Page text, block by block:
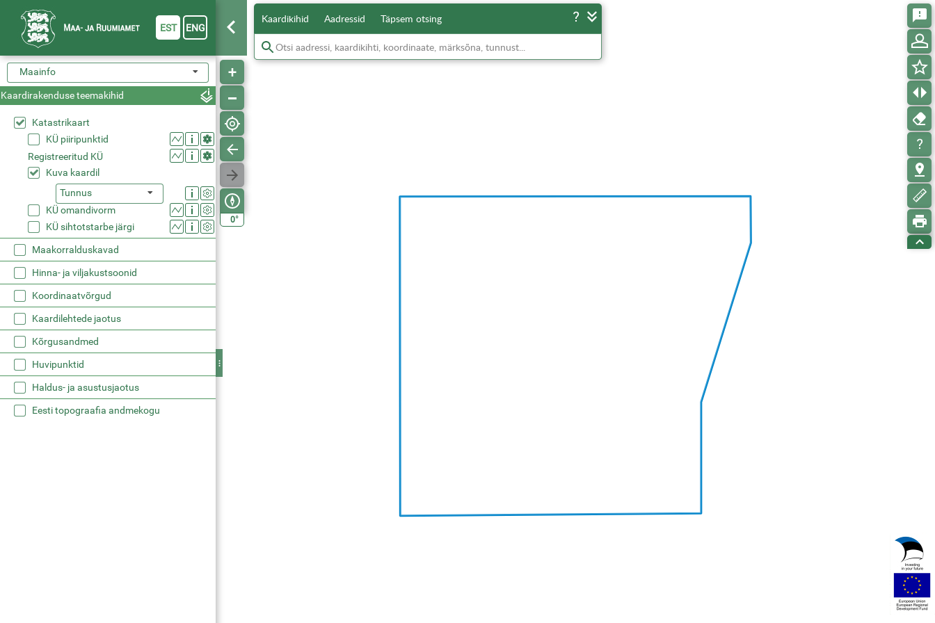
0°
Kaardikihid Aadressid Täpsem otsing
Maainfo
Kaardirakenduse teemakihid
Katastrikaart
KÜ piiripunktid
Registreeritud KÜ
Kuva kaardil
Tunnus
KÜ omandivorm
KÜ sihtotstarbe järgi
Maakorralduskavad
Hinna- ja viljakustsoonid
Koordinaatvõrgud
Kaardilehtede jaotus
Kõrgusandmed
Huvipunktid
Haldus- ja asustusjaotus
Eesti topograafia andmekogu
EST ENG